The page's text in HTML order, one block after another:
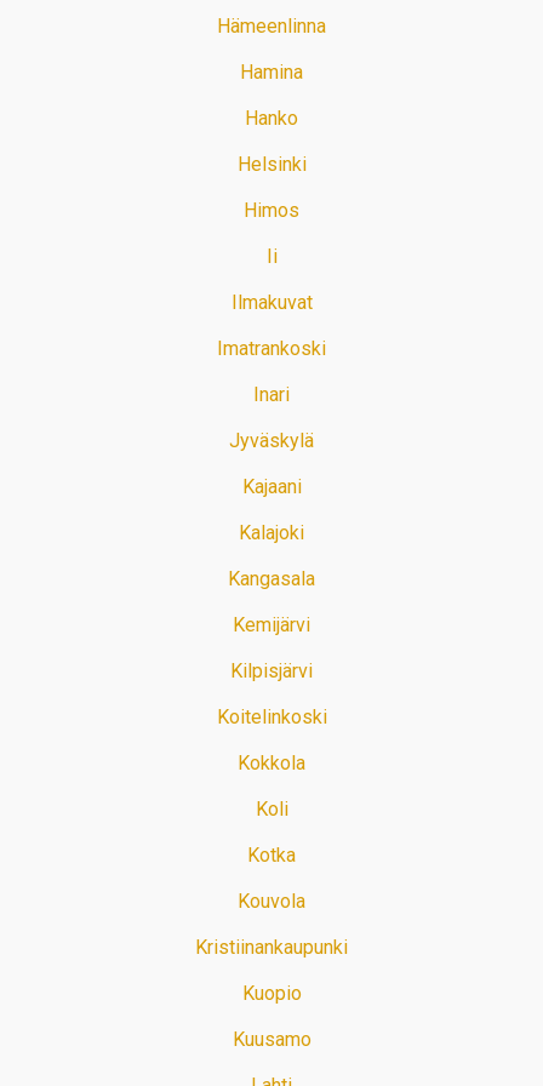
Hämeenlinna
Hamina
Hanko
Helsinki
Himos
Ii
Ilmakuvat
Imatrankoski
Inari
Jyväskylä
Kajaani
Kalajoki
Kangasala
Kemijärvi
Kilpisjärvi
Koitelinkoski
Kokkola
Koli
Kotka
Kouvola
Kristiinankaupunki
Kuopio
Kuusamo